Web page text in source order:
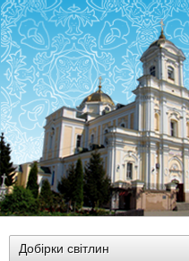
Добірки світлин